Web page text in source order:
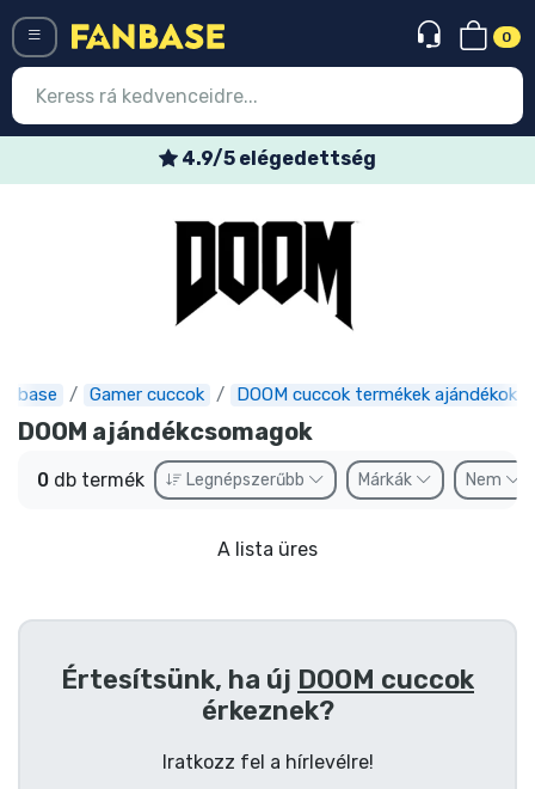
0
4.9/5 elégedettség
Gamer cuccok DOOM cuccok termékek ajándékok
DOOM ajándékcsomagok
0 db termék Legnépszerűbb Márkák Nem
A lista üres
Értesítsünk, ha új DOOM cuccok
érkeznek?
Iratkozz fel a hírlevélre!
Legújabb cuccok
Akciós ajánlatok
Express szállítás
Előrendelhető cuccok
Outlet cuccok
Sorozatos cuccok